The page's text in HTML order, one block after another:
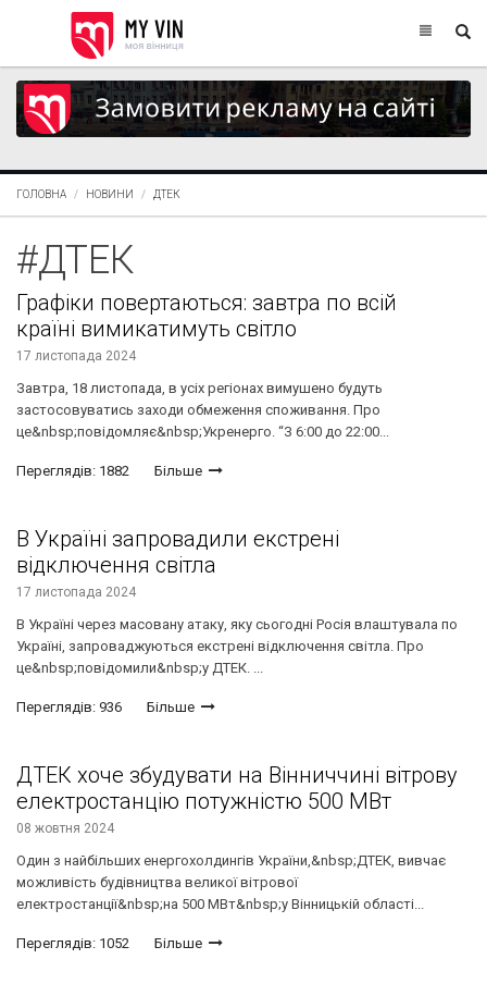
ГОЛОВНА НОВИНИ ДТЕК
#ДТЕК
Графіки повертаються: завтра по всій
країні вимикатимуть світло
17 листопада 2024
Завтра, 18 листопада, в усіх регіонах вимушено будуть
застосовуватись заходи обмеження споживання. Про
це&nbsp;повідомляє&nbsp;Укренерго. “З 6:00 до 22:00...
Переглядів: 1882 Більше
В Україні запровадили екстрені
відключення світла
17 листопада 2024
В Україні через масовану атаку, яку сьогодні Росія влаштувала по
Україні, запроваджуються екстрені відключення світла. Про
це&nbsp;повідомили&nbsp;у ДТЕК. ...
Переглядів: 936 Більше
ДТЕК хоче збудувати на Вінниччині вітрову
електростанцію потужністю 500 МВт
08 жовтня 2024
Один з найбільших енергохолдингів України,&nbsp;ДТЕК, вивчає
можливість будівництва великої вітрової
електростанції&nbsp;на 500 МВт&nbsp;у Вінницькій області...
Переглядів: 1052 Більше